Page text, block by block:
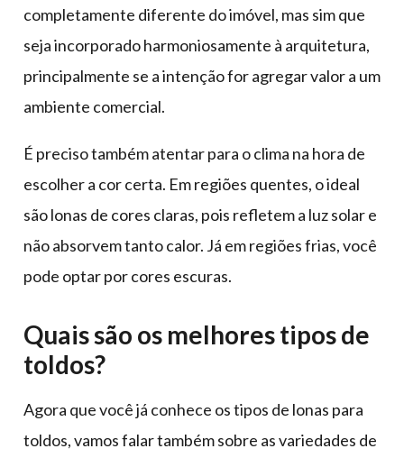
completamente diferente do imóvel, mas sim que
seja incorporado harmoniosamente à arquitetura,
principalmente se a intenção for agregar valor a um
ambiente comercial.
É preciso também atentar para o clima na hora de
escolher a cor certa. Em regiões quentes, o ideal
são lonas de cores claras, pois refletem a luz solar e
não absorvem tanto calor. Já em regiões frias, você
pode optar por cores escuras.
Quais são os melhores tipos de
toldos?
Agora que você já conhece os tipos de lonas para
toldos, vamos falar também sobre as variedades de